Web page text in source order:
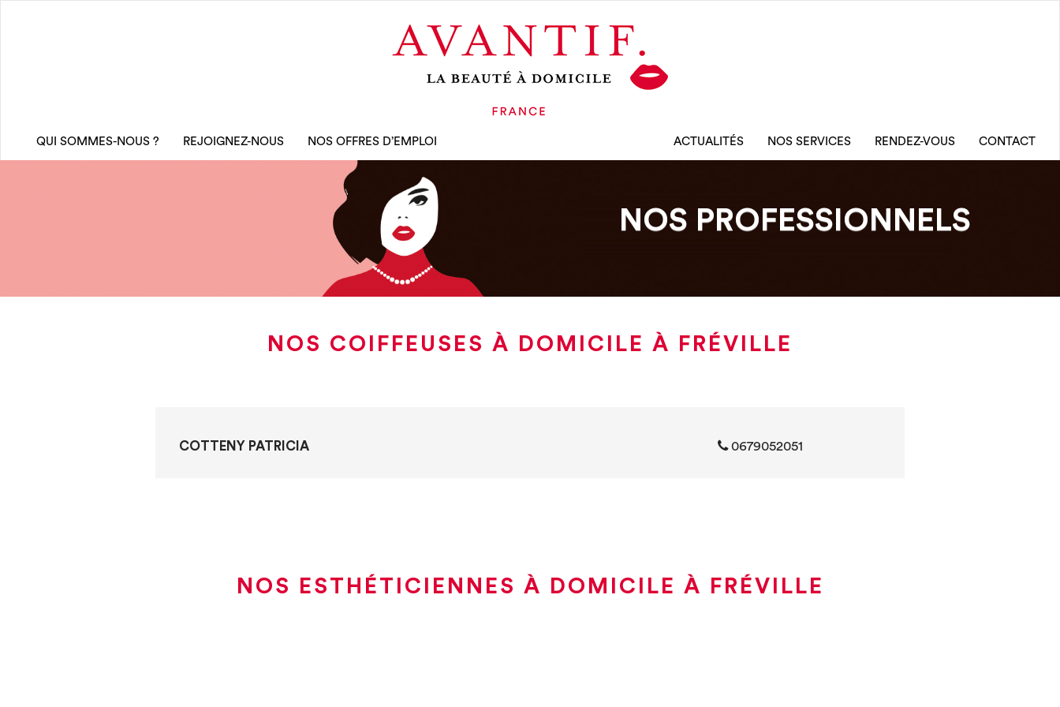
QUI SOMMES-NOUS ? REJOIGNEZ-NOUS NOS OFFRES D’EMPLOI ACTUALITÉS NOS SERVICES RENDEZ-VOUS CONTACT
NOS PROFESSIONNELS
NOS COIFFEUSES À DOMICILE À FRÉVILLE
COTTENY PATRICIA 0679052051
NOS ESTHÉTICIENNES À DOMICILE À FRÉVILLE